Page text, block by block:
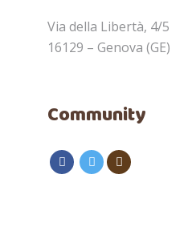
Via della Libertà, 4/5
16129 – Genova (GE)
Community